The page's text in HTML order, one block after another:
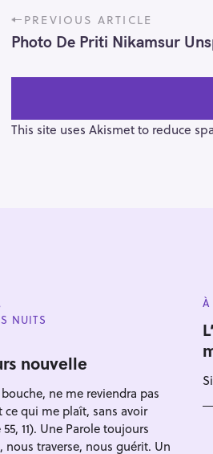
P
o
s
t
v
PREVIOUS ARTICLE
Photo De Priti Nikamsur
This site uses Akismet to reduce
NUITS
nouvelle
ne me reviendra pas
ce qui me plaît, sans avoir
11). Une Parole toujours
traverse, nous guérit. Un
C
T
E
G
O
I
S
À